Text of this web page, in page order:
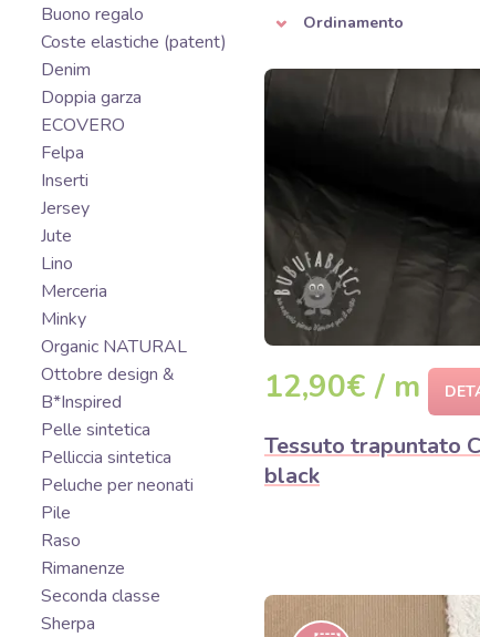
Buono regalo
Coste elastiche (patent)
Denim
Doppia garza
ECOVERO
Felpa
Inserti
Jersey
Jute
Lino
Merceria
Minky
Organic NATURAL
Ottobre design &
B*Inspired
Pelle sintetica
Pelliccia sintetica
Peluche per neonati
Pile
Raso
Rimanenze
Seconda classe
Sherpa
Ordinamento
12,90€ / m
Tessuto trapuntato
black